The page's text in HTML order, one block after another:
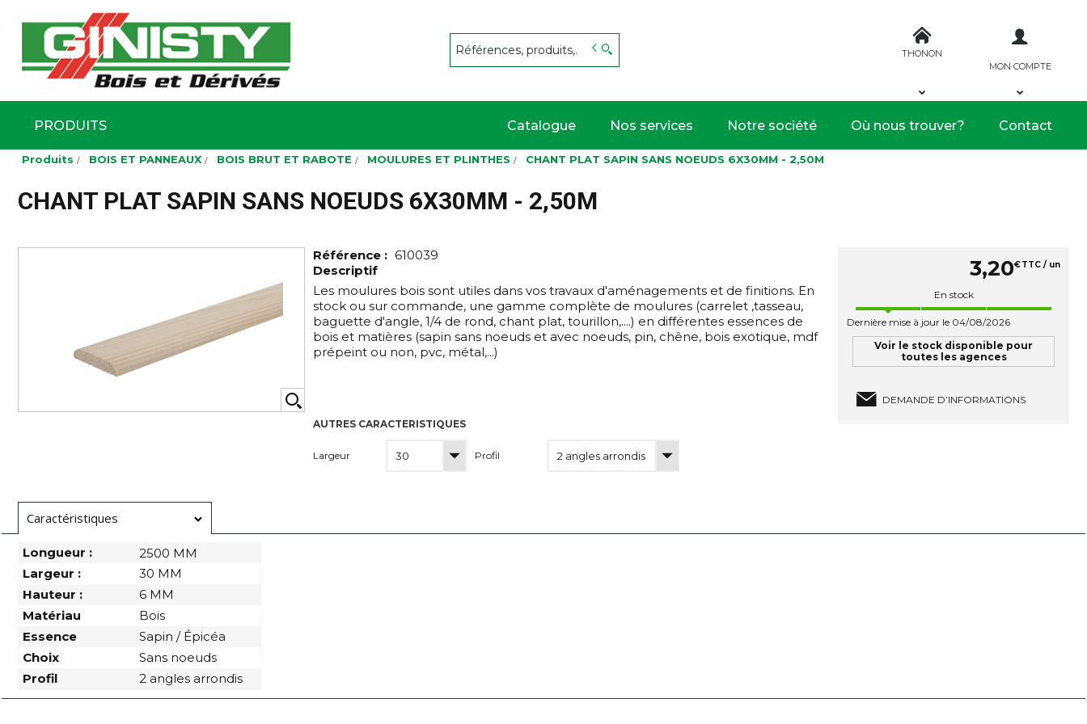
Aller
principal
THONON
MON COMPTE
PRODUITS Catalogue Nos services Notre société Où nous trouver? Contact
Produits BOIS ET PANNEAUX BOIS BRUT ET RABOTE MOULURES ET PLINTHES CHANT PLAT SAPIN SANS NOEUDS 6X30MM - 2,50M
CHANT PLAT SAPIN SANS NOEUDS 6X30MM - 2,50M
Référence : 610039
Descriptif
Les moulures bois sont utiles dans vos travaux d'aménagements et de finitions. En
stock ou sur commande, une gamme complète de moulures (carrelet ,tasseau,
baguette d'angle, 1/4 de rond, chant plat, tourillon,....) en différentes essences de
bois et matières (sapin sans noeuds et avec noeuds, pin, chêne, bois exotique, mdf
prépeint ou non, pvc, métal,...)
AUTRES CARACTERISTIQUES
Largeur Profil
3,20€TTC / un
En stock
Dernière mise à jour le 04/08/2026
Voir le stock disponible pour
toutes les agences
DEMANDE D’INFORMATIONS
Caractéristiques
Longueur :
2500 MM
Largeur :
30 MM
Hauteur :
6 MM
Matériau
Bois
Essence
Sapin / Épicéa
Choix
Sans noeuds
Profil
2 angles arrondis